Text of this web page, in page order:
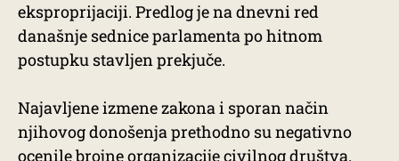
eksproprijaciji. Predlog je na dnevni red
današnje sednice parlamenta po hitnom
postupku stavljen prekjuče.
Najavljene izmene zakona i sporan način
njihovog donošenja prethodno su negativno
ocenile brojne organizacije civilnog društva.